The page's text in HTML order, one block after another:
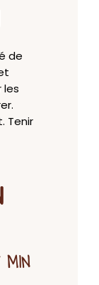
de
les
Tenir